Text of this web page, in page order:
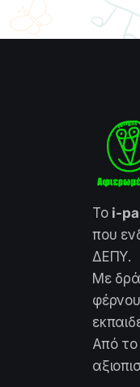
Το i-
που
ΔΕΠΥ.
Με
Από το